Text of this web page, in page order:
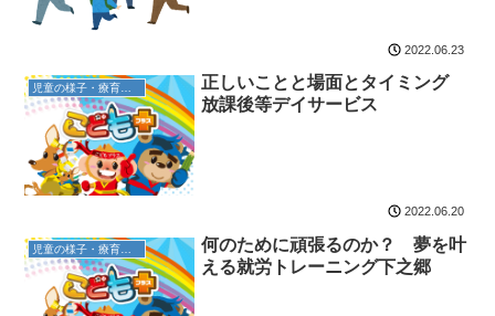
2022.06.23
児童の様子・療育内容
正しいことと場面とタイミング
放課後等デイサービス
2022.06.20
児童の様子・療育内容
何のために頑張るのか？ 夢を叶
える就労トレーニング下之郷